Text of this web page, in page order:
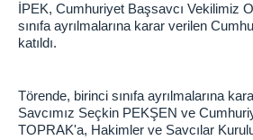
Adalet Komisyonu Başkanı
Adalet Komisyonu Üyesi
Mülhakatlarımız
Uzunköprü Adliyesi
İPEK, Cumhuriyet Başsavcı Vekilimiz
sınıfa ayrılmalarına karar verilen
katıldı.
Törende, birinci sınıfa ayrılmalarına
Savcımız Seçkin PEKŞEN ve
TOPRAK'a, Hakimler ve Savcılar